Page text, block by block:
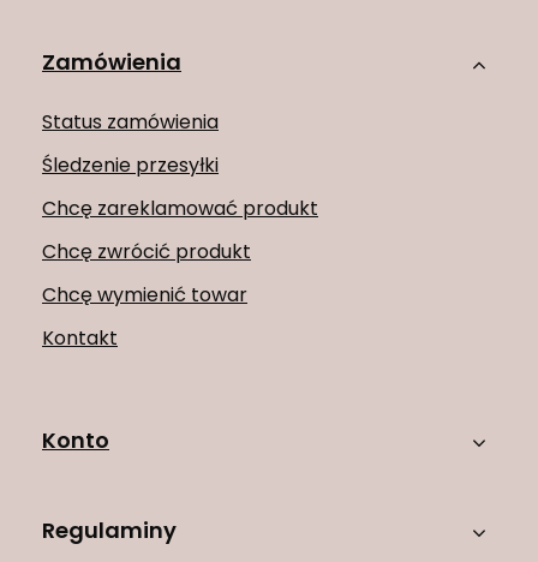
Zamówienia
Status zamówienia
Śledzenie przesyłki
Chcę zareklamować produkt
Chcę zwrócić produkt
Chcę wymienić towar
Kontakt
Konto
Regulaminy